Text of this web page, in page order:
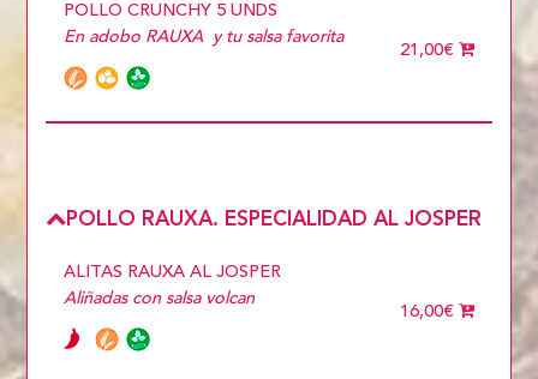
POLLO CRUNCHY 5 UNDS
En adobo RAUXA y tu salsa favorita
21,00€
POLLO RAUXA. ESPECIALIDAD AL JOSPER
ALITAS RAUXA AL JOSPER
Aliñadas con salsa volcan
16,00€